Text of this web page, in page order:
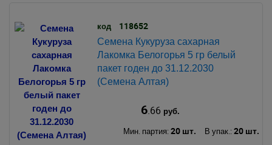
код 118652
Семена Кукуруза сахарная
Лакомка Белогорья 5 гр белый
пакет годен до 31.12.2030
(Семена Алтая)
6.66 руб.
Мин. партия: 20 шт. В упак.: 20 шт.